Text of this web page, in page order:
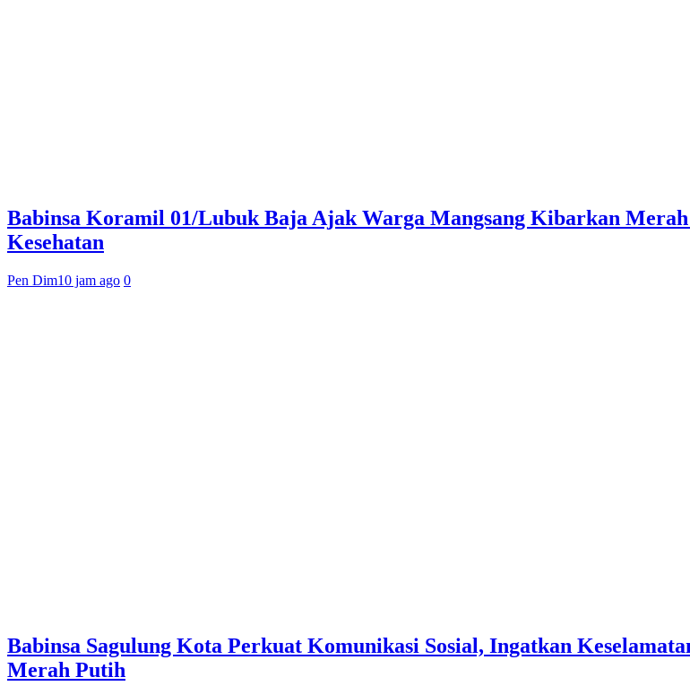
Babinsa Koramil 01/Lubuk Baja Ajak Warga Mangsang Kibarkan
Kesehatan
Pen Dim10 jam ago 0
Babinsa Sagulung Kota Perkuat Komunikasi Sosial, Ingatkan
Merah Putih